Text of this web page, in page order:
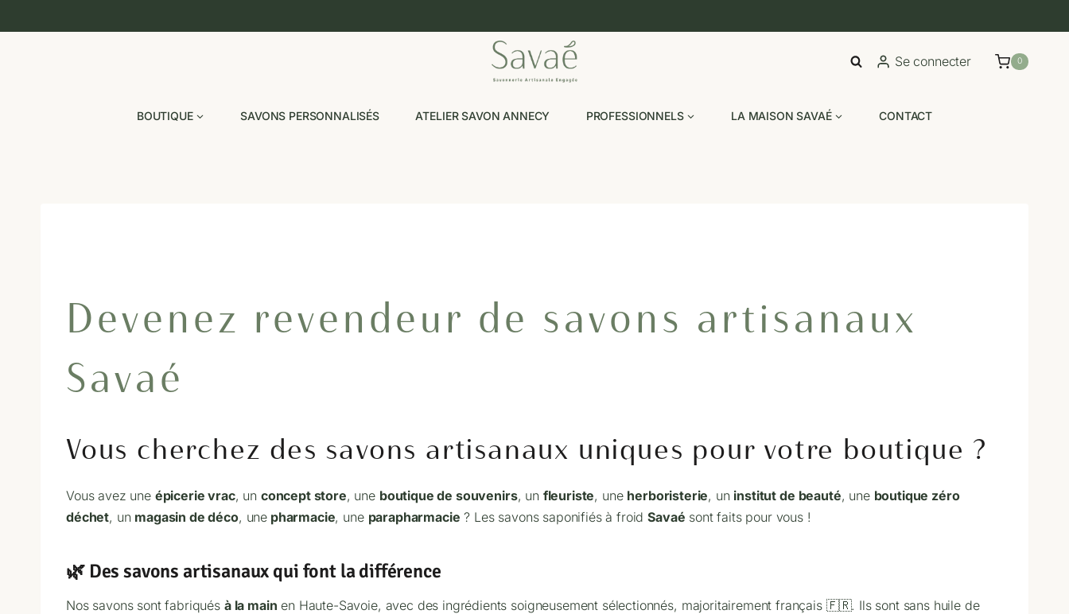
au
Se connecter 0
BOUTIQUE SAVONS PERSONNALISÉS ATELIER SAVON ANNECY PROFESSIONNELS LA MAISON SAVAÉ CONTACT
Devenez revendeur de savons artisanaux
Savaé
Vous cherchez des savons artisanaux uniques pour votre boutique ?
Vous avez une épicerie vrac, un concept store, une boutique de souvenirs, un fleuriste, une herboristerie, un institut de beauté, une boutique zéro
déchet, un magasin de déco, une pharmacie, une parapharmacie ? Les savons saponifiés à froidSavaé sont faits pour vous !
🌿 Des savons artisanaux qui font la différence
Nos savons sont fabriqués à la main en Haute-Savoie, avec des ingrédients soigneusement sélectionnés, majoritairement français 🇫🇷. Ils sont sans huile de